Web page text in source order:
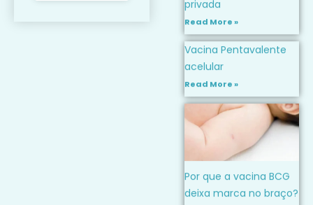
privada
Read More »
Vacina Pentavalente
acelular
Read More »
Por que a vacina BCG
deixa marca no braço?